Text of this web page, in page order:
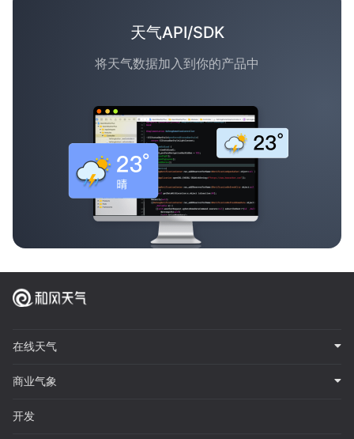
天气API/SDK
将天气数据加入到你的产品中
在线天气
商业气象
开发